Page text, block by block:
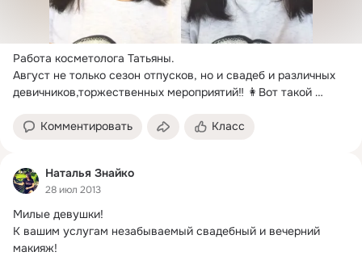
Работа косметолога Татьяны.
Август не только сезон отпусков, но и свадеб и различных
девичников,торжественных мероприятий‼ 👩Вот такой
Комментировать
Класс
Наталья Знайко
28 июл 2013
Милые девушки!
К вашим услугам незабываемый свадебный и вечерний
макияж!